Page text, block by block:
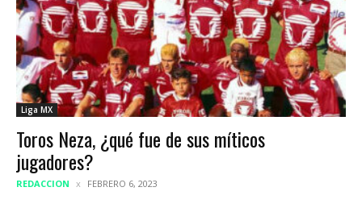
Liga MX
Toros Neza, ¿qué fue de sus míticos
jugadores?
REDACCION FEBRERO 6, 2023